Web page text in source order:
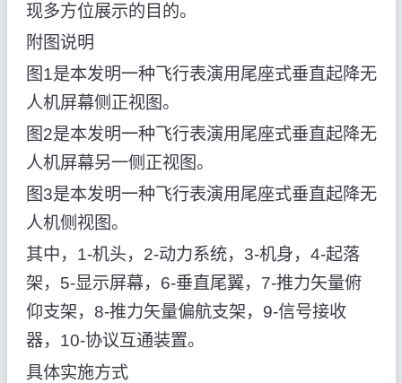
现多方位展示的目的。
附图说明
图1是本发明一种飞行表演用尾座式垂直起降无
人机屏幕侧正视图。
图2是本发明一种飞行表演用尾座式垂直起降无
人机屏幕另一侧正视图。
图3是本发明一种飞行表演用尾座式垂直起降无
人机侧视图。
其中，1-机头，2-动力系统，3-机身，4-起落
架，5-显示屏幕，6-垂直尾翼，7-推力矢量俯
仰支架，8-推力矢量偏航支架，9-信号接收
器，10-协议互通装置。
具体实施方式